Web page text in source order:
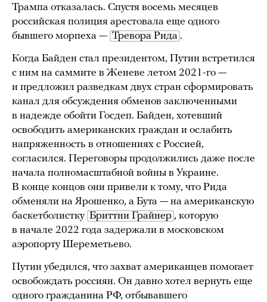
Трампа отказалась. Спустя восемь месяцев
российская полиция арестовала еще одного
бывшего морпеха — Тревора Рида .
Когда Байден стал президентом, Путин встретился
с ним на саммите в Женеве летом 2021-го —
и предложил разведкам двух стран сформировать
канал для обсуждения обменов заключенными
в надежде обойти Госдеп. Байден, хотевший
освободить американских граждан и ослабить
напряженность в отношениях с Россией,
согласился. Переговоры продолжились даже после
начала полномасштабной войны в Украине.
В конце концов они привели к тому, что Рида
обменяли на Ярошенко, а Бута — на американскую
баскетболистку Бриттни Грайнер , которую
в начале 2022 года задержали в московском
аэропорту Шереметьево.
Путин убедился, что захват американцев помогает
освобождать россиян. Он давно хотел вернуть еще
одного гражданина РФ, отбывавшего